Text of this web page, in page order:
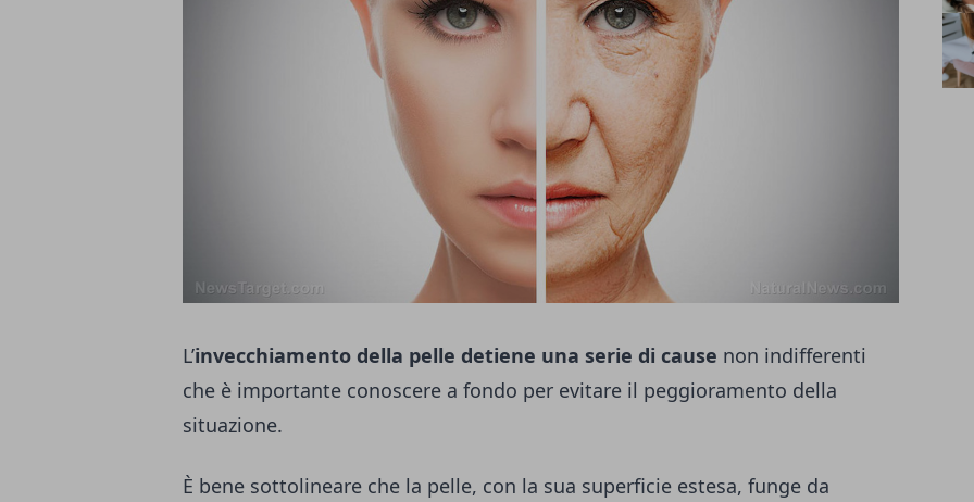
L’invecchiamento della pelle detiene una serie di cause non indifferenti
che è importante conoscere a fondo per evitare il peggioramento della
situazione.
È bene sottolineare che la pelle, con la sua superficie estesa, funge da